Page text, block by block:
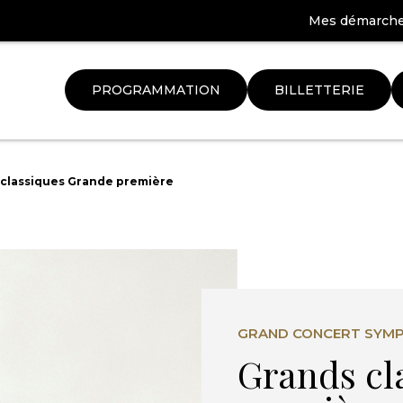
Aller
Mes
PROGRAMMATION BILLETTERIE
Grande première
Grands
GRAND CONCERT